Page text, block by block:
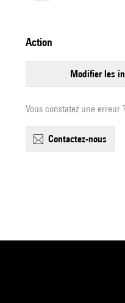
action
modifier les
Vous constatez une erreur
contactez-nous